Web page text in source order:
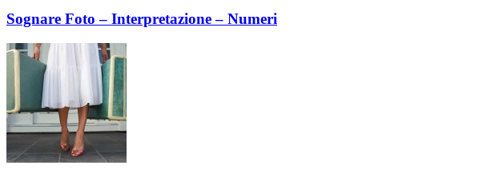
Sognare Foto – Interpretazione – Numeri